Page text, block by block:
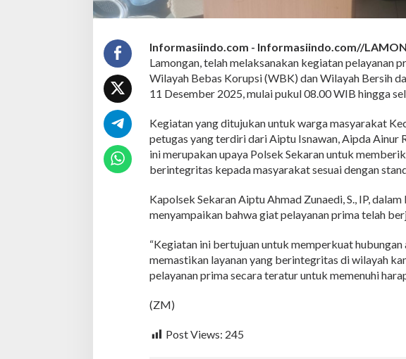
n
a
t
k
a
e
n
g
a
n
e
l
y
a
n
a
i
Informasiindo.com - Informasiindo.com//
Lamongan, telah melaksanakan kegiatan pelayanan
Wilayah Bebas Korupsi (WBK) dan Wilayah Bersih
11 Desember 2025, mulai pukul 08.00 WIB hingga
Kegiatan yang ditujukan untuk warga masyarakat
petugas yang terdiri dari Aiptu Isnawan, Aipda Ainur
ini merupakan upaya Polsek Sekaran untuk
berintegritas kepada masyarakat sesuai dengan
Kapolsek Sekaran Aiptu Ahmad Zunaedi, S., IP,
menyampaikan bahwa giat pelayanan prima telah
“Kegiatan ini bertujuan untuk memperkuat
memastikan layanan yang berintegritas di wilayah
pelayanan prima secara teratur untuk memenuhi
(ZM)
Post Views: 245